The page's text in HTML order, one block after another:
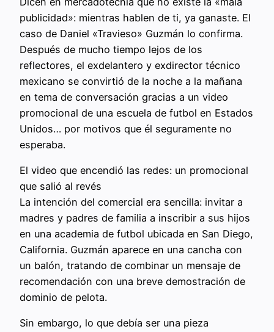
publicidad»: mientras hablen de ti, ya ganaste. El
caso de Daniel «Travieso» Guzmán lo confirma.
Después de mucho tiempo lejos de los
reflectores, el exdelantero y exdirector técnico
mexicano se convirtió de la noche a la mañana
en tema de conversación gracias a un video
promocional de una escuela de futbol en Estados
Unidos… por motivos que él seguramente no
esperaba.
El video que encendió las redes: un promocional
que salió al revés
La intención del comercial era sencilla: invitar a
madres y padres de familia a inscribir a sus hijos
en una academia de futbol ubicada en San Diego,
California. Guzmán aparece en una cancha con
un balón, tratando de combinar un mensaje de
recomendación con una breve demostración de
dominio de pelota.
Sin embargo, lo que debía ser una pieza